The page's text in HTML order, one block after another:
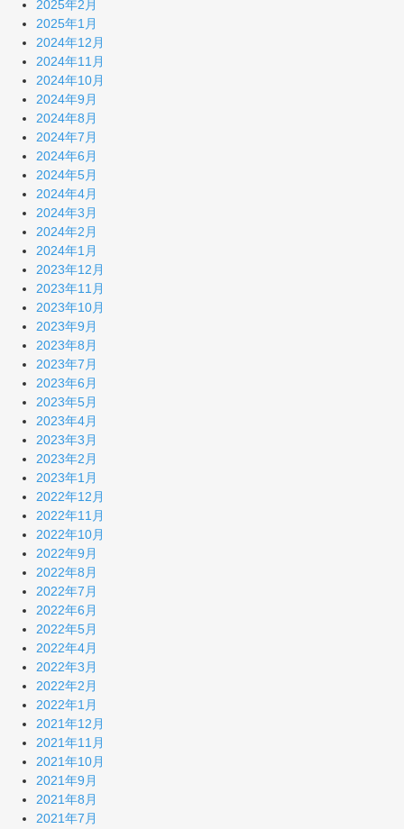
2025年2月
2025年1月
2024年12月
2024年11月
2024年10月
2024年9月
2024年8月
2024年7月
2024年6月
2024年5月
2024年4月
2024年3月
2024年2月
2024年1月
2023年12月
2023年11月
2023年10月
2023年9月
2023年8月
2023年7月
2023年6月
2023年5月
2023年4月
2023年3月
2023年2月
2023年1月
2022年12月
2022年11月
2022年10月
2022年9月
2022年8月
2022年7月
2022年6月
2022年5月
2022年4月
2022年3月
2022年2月
2022年1月
2021年12月
2021年11月
2021年10月
2021年9月
2021年8月
2021年7月